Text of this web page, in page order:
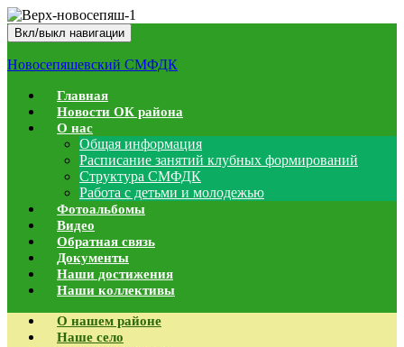
Вкл/выкл навигации
Новосепяшевский СМФДК
Главная
Новости ОК района
О нас
Общая информация
Расписание занятий клубных формирований
Структура СМФДК
Работа с детьми и молодежью
Фотоальбомы
Видео
Обратная связь
Документы
Наши достижения
Наши коллективы
О нашем районе
Наше село